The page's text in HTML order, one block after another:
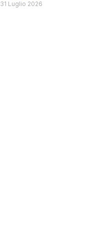
31 Luglio 2026